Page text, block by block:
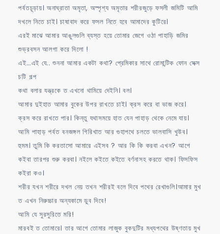
পর্বতচূড়ায়। অনাঘ্রাতা অমৃতা, অস্পৃশ্য অমৃতার শরীরজুড়ে ফসলী জমিটি আমি
দখলে নিতে চাই। চাষাবাদ করে ফসল নিতে হবে আমাদের কুটিরে।
এরই মাঝে আমার আঙুলগুলি ব্যস্ত হয়ে তোমার জেগে ওঠা পাহাড়ি জমির
শুভ্রবসন আলগা করে দিলো !
এই…এই যে.. শুননা আমার একটা কথা? প্রেমিকার সাথে রোমান্টিক ফোন সেক্স
চটি গল্প
কথা বলার যন্ত্রকে ত এখনো থামিয়ে দেইনি। বল।
আমার দুইহাত আমার বুকের উপর রাখতে চাই। ক্রস করে বা ভাজ করে।
ক্রস করে রাখতে পার। কিন্তু যথাসময়ে হাত যেন পাহাড় থেকে নেমে যায়।
আমি পাহাড় পর্বত বনজঙ্গল গিরিখাত আর গুহাপথে চলতে ভালবাসি খুউব।
হুমম। তুমি কি করতাসো আমারে এইসব ? আর কি কি করবা এখন? আগে
কইবা তারপর শুরু করবা। নইলে কইতে কইতে বর্ণনাসহ করতে থাক। ফিসফিস
কইরা কও।
শরীর যখন শরীরে দখল নেয় তখন শরীরই বলে দিবে পথের রেখাগুলি।আমার মুখ
ত এখন নিরুচ্চার অন্যকামে ডুব দিবে!
আমি যে সুরসুরিতে মরি!
মারবই ত তোমারে। তার আগে তোমার লাজুক বুকদুটির মধ্যপথের উষ্ণতায় মুখ